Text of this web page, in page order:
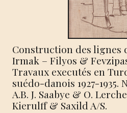
Construction des lignes
Irmak – Filyos &
Travaux executés en
suédo-danois 1927-
A.B. J. Saabye & O.
Kierulff & Saxild A/S.